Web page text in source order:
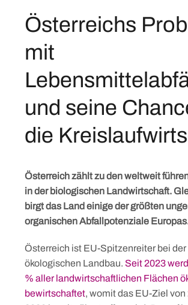
Österreichs
mit
und seine
die
Österreich zählt zu den weltweit
in der biologischen Landwirtschaft.
birgt das Land einige der größten
organischen Abfallpotenziale
Österreich ist EU-Spitzenreiter bei der
ökologischen Landbau. Seit 2023
% aller landwirtschaftlichen Flächen
bewirtschaftet, womit das EU-Ziel von